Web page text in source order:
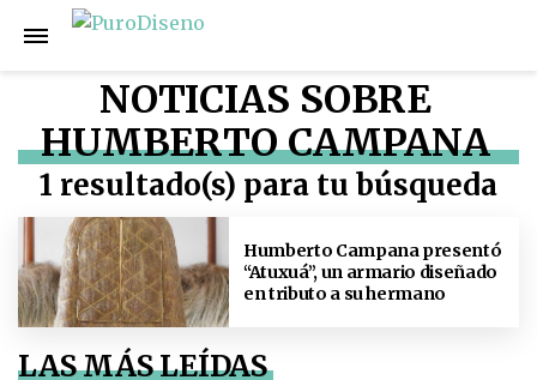
NOTICIAS SOBRE
HUMBERTO CAMPANA
1 resultado(s) para tu búsqueda
Humberto Campana presentó
“Atuxuá”, un armario diseñado
en tributo a su hermano
LAS MÁS LEÍDAS